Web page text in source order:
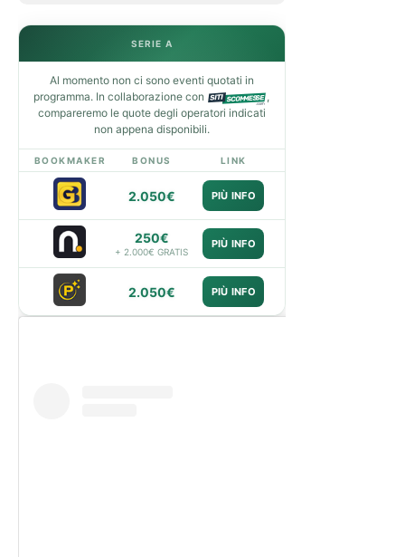
SERIE A
Al momento non ci sono eventi quotati in
programma. In collaborazione con
,
compareremo le quote degli operatori indicati
non appena disponibili.
BOOKMAKER BONUS LINK
2.050€ PIÙ INFO
250€
+ 2.000€ GRATIS
PIÙ INFO
2.050€ PIÙ INFO